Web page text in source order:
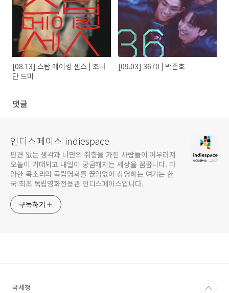
[08.13] 스탑 메이킹 센스 | 조나
단 드미
[09.03] 3670 | 박준호
댓글
인디스페이스 indiespace
편견 없는 생각과 나만의 취향을 가진 사람들이 어우러져
오늘이 기대되고 내일이 궁금해지는 세상을 꿈꿉니다. 다
양한 목소리의 독립영화를 끊임없이 상영하는 여기는 한
국 최초 독립영화전용관 인디스페이스입니다.
구독하기
국세청